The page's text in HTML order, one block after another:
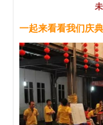
一起来看看我们庆